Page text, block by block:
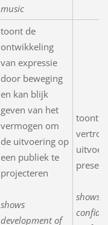
music
toont de
ontwikkeling
van expressie
door beweging
en kan blijk
geven van het
vermogen om
de uitvoering op
een publiek te
projecteren
shows
development of
toont
shows